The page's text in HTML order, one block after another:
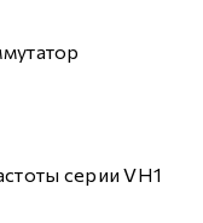
серии VH1